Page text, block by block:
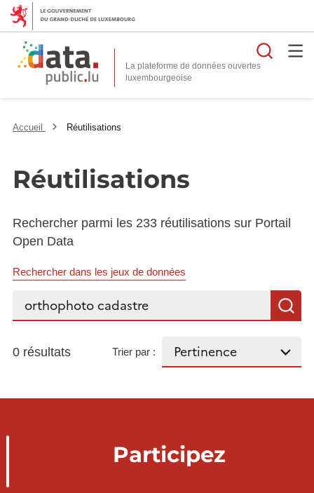
La plateforme de données ouvertes
Accueil Réutilisations
Réutilisations
Rechercher parmi les 233 réutilisations sur Portail
Open Data
Rechercher dans les jeux de données
Rechercher...
0 résultats Trier par :
Participez